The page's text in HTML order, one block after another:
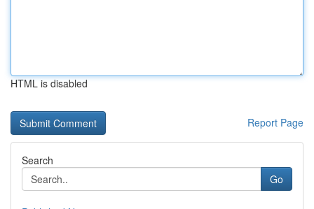
HTML is disabled
Report Page
Search
Go